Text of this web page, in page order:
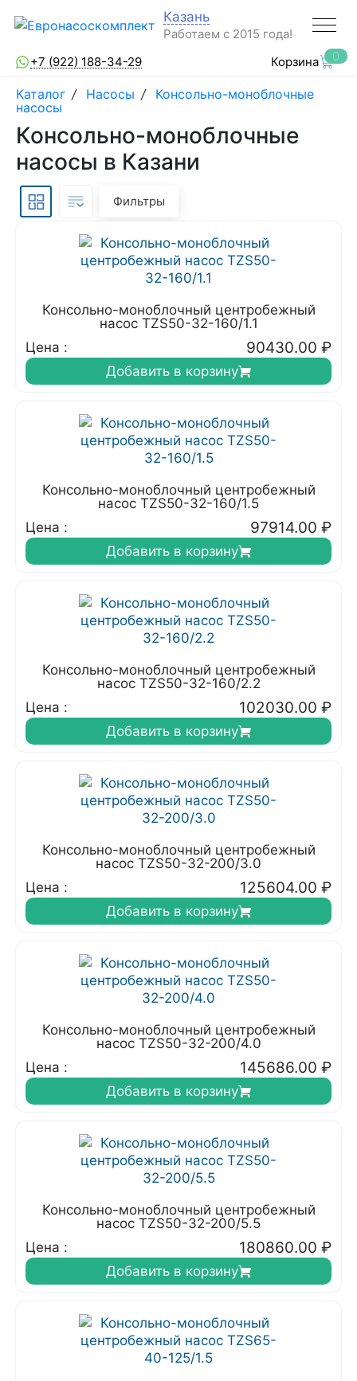
Казань
Работаем с 2015 года!
+7 (922) 188-34-29
Корзина 0
Каталог / Насосы / Консольно-моноблочные
насосы
Консольно-моноблочные
насосы в Казани
Фильтры
Консольно-моноблочный центробежный
насос TZS50-32-160/1.1
Цена :
90430.00 ₽
Добавить в корзину
Консольно-моноблочный центробежный
насос TZS50-32-160/1.5
Цена :
97914.00 ₽
Добавить в корзину
Консольно-моноблочный центробежный
насос TZS50-32-160/2.2
Цена :
102030.00 ₽
Добавить в корзину
Консольно-моноблочный центробежный
насос TZS50-32-200/3.0
Цена :
125604.00 ₽
Добавить в корзину
Консольно-моноблочный центробежный
насос TZS50-32-200/4.0
Цена :
145686.00 ₽
Добавить в корзину
Консольно-моноблочный центробежный
насос TZS50-32-200/5.5
Цена :
180860.00 ₽
Добавить в корзину